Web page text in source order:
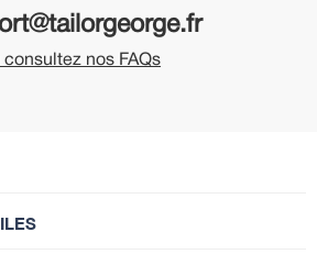
consultez nos FAQs